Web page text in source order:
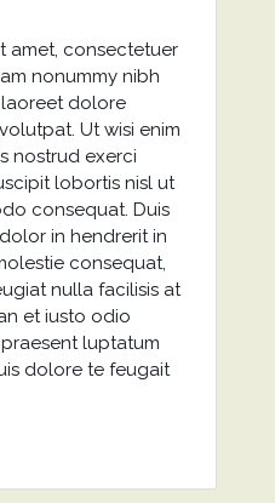
amet, consectetuer
nonummy nibh
dolore
Ut wisi enim
nostrud exerci
lobortis nisl ut
consequat. Duis
in hendrerit in
consequat,
nulla facilisis at
et iusto odio
luptatum
dolore te feugait